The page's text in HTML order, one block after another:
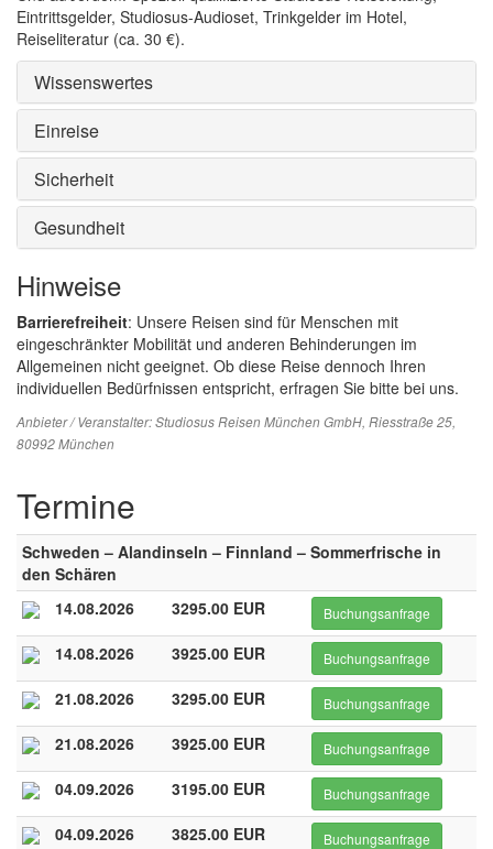
Eintrittsgelder, Studiosus-Audioset, Trinkgelder im Hotel,
Reiseliteratur (ca. 30 €).
Wissenswertes
Einreise
Sicherheit
Gesundheit
Hinweise
Barrierefreiheit: Unsere Reisen sind für Menschen mit
eingeschränkter Mobilität und anderen Behinderungen im
Allgemeinen nicht geeignet. Ob diese Reise dennoch Ihren
individuellen Bedürfnissen entspricht, erfragen Sie bitte bei uns.
Anbieter / Veranstalter:Studiosus Reisen München GmbH, Riesstraße 25,
80992 München
Termine
Schweden – Alandinseln – Finnland – Sommerfrische in
den Schären
14.08.2026
3295.00 EUR Buchungsanfrage
14.08.2026 3925.00 EUR Buchungsanfrage
21.08.2026 3295.00 EUR Buchungsanfrage
21.08.2026 3925.00 EUR Buchungsanfrage
04.09.2026 3195.00 EUR Buchungsanfrage
04.09.2026 3825.00 EUR Buchungsanfrage